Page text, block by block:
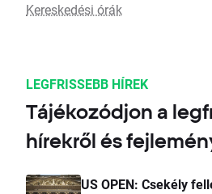
Kereskedési órák
LEGFRISSEBB HÍREK
Tájékozódjon a
hírekről és
US OPEN: Csekély